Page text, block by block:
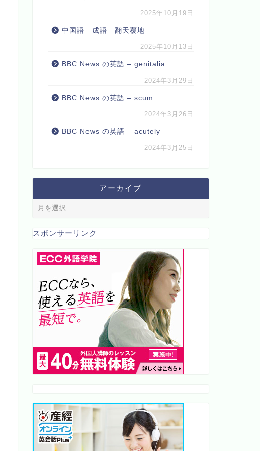
2025年10月19日
中国語 成語 翻天覆地
2025年10月13日
BBC News の英語 – genitalia
2024年3月29日
BBC News の英語 – scum
2024年3月26日
BBC News の英語 – acutely
2024年3月25日
アーカイブ
スポンサーリンク